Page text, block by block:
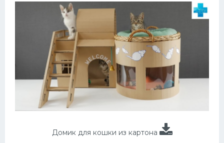
Домик для кошки из картона